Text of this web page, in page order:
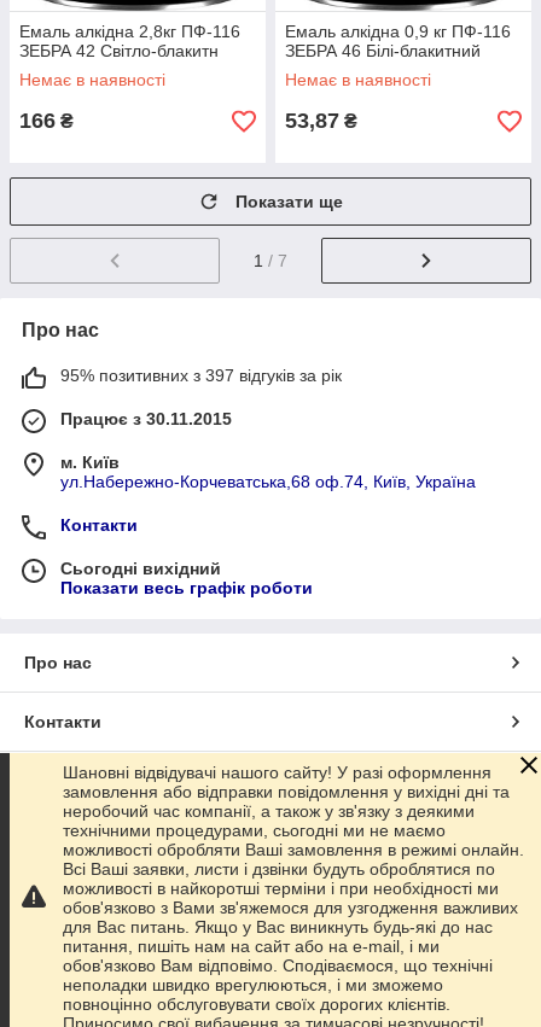
Емаль алкідна 2,8кг ПФ-116
ЗЕБРА 42 Світло-блакитн
Немає в наявності
166 ₴
Емаль алкідна 0,9 кг ПФ-116
ЗЕБРА 46 Білі-блакитний
Немає в наявності
53,87 ₴
Показати ще
1 / 7
Про нас
95% позитивних з 397 відгуків за рік
Працює з 30.11.2015
м. Київ
ул.Набережно-Корчеватська,68 оф.74, Київ, Україна
Контакти
Сьогодні вихідний
Показати весь графік роботи
Про нас
Контакти
Доставка та оплата
Графік роботи
Повна версія сайту
Сайт створено на маркетплейсіProm.ua
Політика конфіденційності
Шановні відвідувачі нашого сайту! У разі оформлення
замовлення або відправки повідомлення у вихідні дні та
неробочий час компанії, а також у зв'язку з деякими
технічними процедурами, сьогодні ми не маємо
можливості обробляти Ваші замовлення в режимі онлайн.
Всі Ваші заявки, листи і дзвінки будуть оброблятися по
можливості в найкоротші терміни і при необхідності ми
обов'язково з Вами зв'яжемося для узгодження важливих
для Вас питань. Якщо у Вас виникнуть будь-які до нас
питання, пишіть нам на сайт або на e-mail, і ми
обов'язково Вам відповімо. Сподіваємося, що технічні
неполадки швидко врегулюються, і ми зможемо
повноцінно обслуговувати своїх дорогих клієнтів.